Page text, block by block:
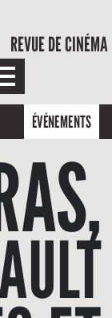
REVUE DE CINÉMA
ÉVÉNEMENTS